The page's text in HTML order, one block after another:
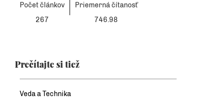
Počet článkov
Priemerná čítanosť
267
746.98
Prečítajte si tiež
Veda a Technika